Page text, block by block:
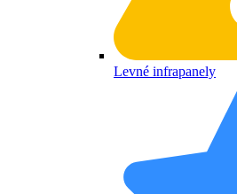
Levné infrapanely